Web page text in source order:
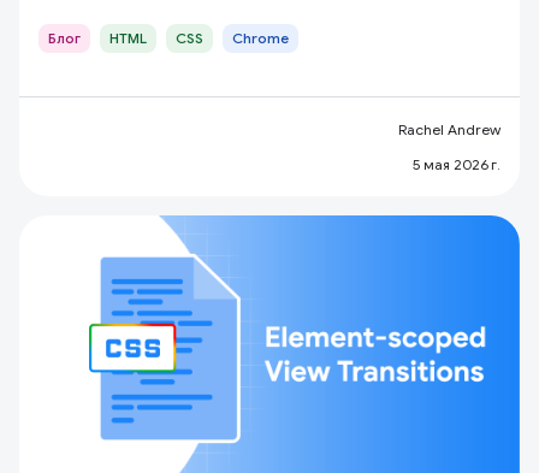
Блог HTML CSS Chrome
Rachel Andrew
5 мая 2026 г.